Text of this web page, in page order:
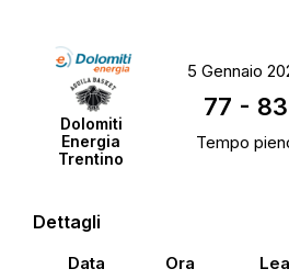
Dolomiti
Energia
Trentino
5 Gennaio
77 - 83
Tempo
Dettagli
Data Ora